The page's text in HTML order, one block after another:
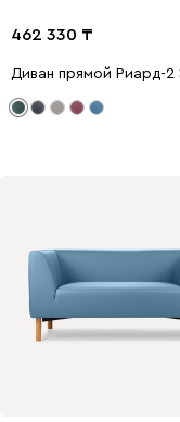
462 330
Диван прямой Риард-